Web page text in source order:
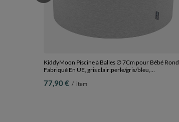
KiddyMoon Piscine à Balles ∅ 7Cm pour Bébé Rond
Fabriqué En UE, gris clair:perle/gris/bleu,
77,90 € / item